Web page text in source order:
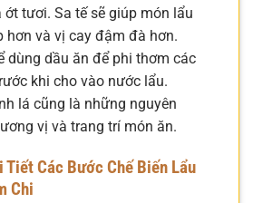
tươi. Sa tế sẽ giúp món lẩu
hơn và vị cay đậm đà hơn.
dùng dầu ăn để phi thơm các
khi cho vào nước lẩu.
lá cũng là những nguyên
vị và trang trí món ăn.
Tiết Các Bước Chế Biến Lẩu
Chi